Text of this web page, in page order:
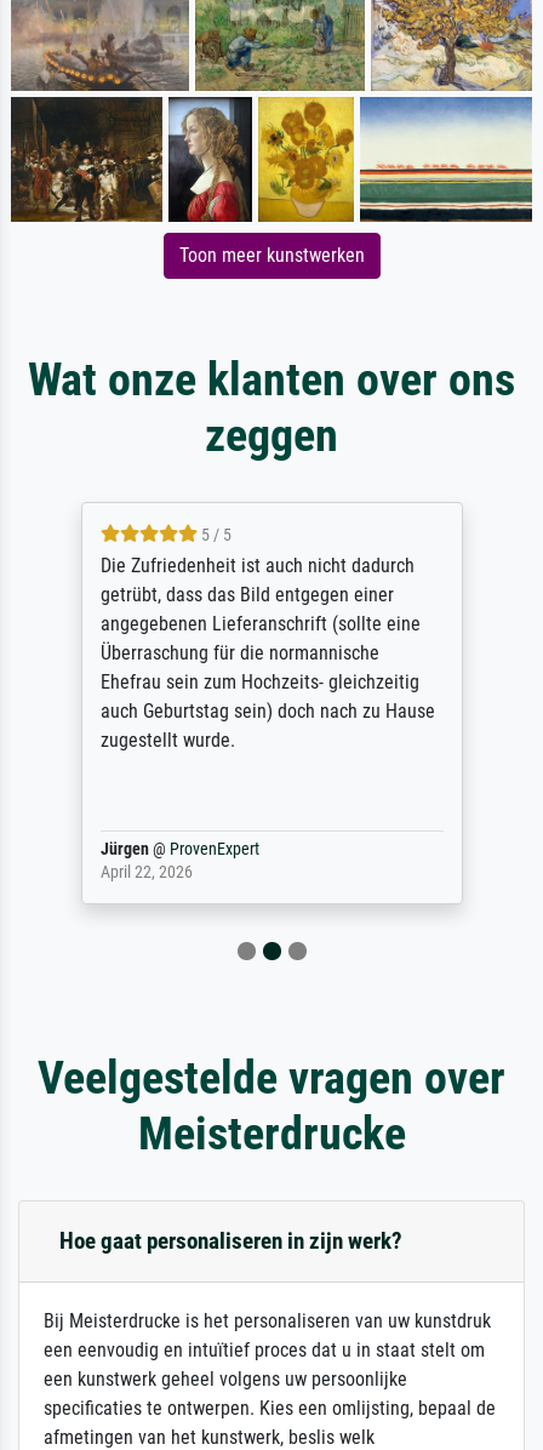
Toon meer kunstwerken
Wat onze klanten over ons
zeggen
5 / 5
Die Zufriedenheit ist auch nicht dadurch
getrübt, dass das Bild entgegen einer
angegebenen Lieferanschrift (sollte eine
Überraschung für die normannische
Ehefrau sein zum Hochzeits- gleichzeitig
auch Geburtstag sein) doch nach zu Hause
zugestellt wurde.
Jürgen@ ProvenExpert
April 22, 2026
Veelgestelde vragen over
Meisterdrucke
Hoe gaat personaliseren in zijn werk?
Bij Meisterdrucke is het personaliseren van uw kunstdruk
een eenvoudig en intuïtief proces dat u in staat stelt om
een kunstwerk geheel volgens uw persoonlijke
specificaties te ontwerpen. Kies een omlijsting, bepaal de
afmetingen van het kunstwerk, beslis welk